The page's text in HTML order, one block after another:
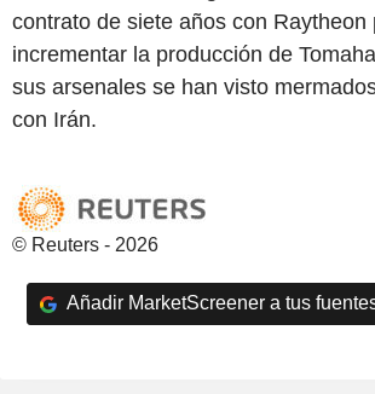
contrato de siete años con Raytheon
incrementar la producción de
sus arsenales se han visto
con Irán.
© Reuters - 2026
Añadir MarketScreener a tus